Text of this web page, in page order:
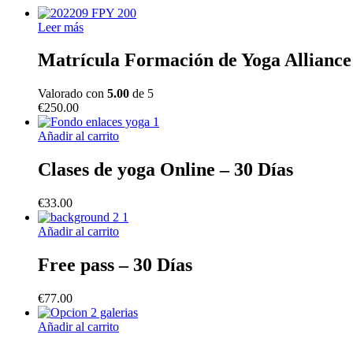
Leer más
Matrícula Formación de Yoga
Valorado con 5.00 de 5
€250.00
Añadir al carrito
Clases de yoga Online – 30 Días
€33.00
Añadir al carrito
Free pass – 30 Días
€77.00
Añadir al carrito